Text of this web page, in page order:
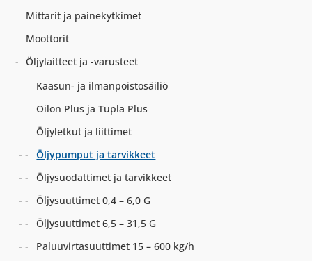
Mittarit ja painekytkimet
Moottorit
Öljylaitteet ja -varusteet
Kaasun- ja ilmanpoistosäiliö
Oilon Plus ja Tupla Plus
Öljyletkut ja liittimet
Öljypumput ja tarvikkeet
Öljysuodattimet ja tarvikkeet
Öljysuuttimet 0,4 – 6,0 G
Öljysuuttimet 6,5 – 31,5 G
Paluuvirtasuuttimet 15 – 600 kg/h